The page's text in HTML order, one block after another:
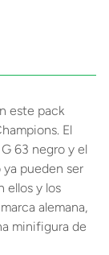
este pack
El
63 negro y el
pueden ser
ellos y los
alemana,
minifigura de